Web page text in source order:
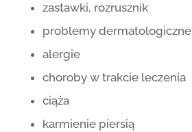
zastawki, rozrusznik
problemy dermatologiczne
alergie
choroby w trakcie leczenia
ciąża
karmienie piersią